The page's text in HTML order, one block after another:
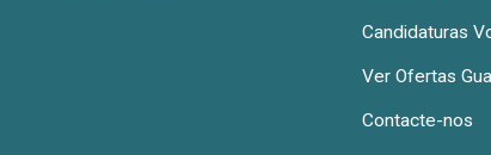
Candidaturas
Ver Ofertas
Contacte-nos